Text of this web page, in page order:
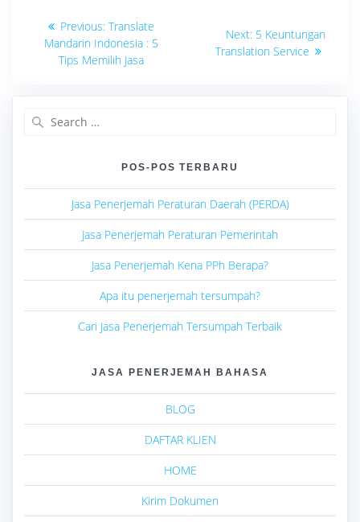
Navigasi
pos
Previous: Previous
post:
Translate
Mandarin Indonesia : 5
Tips Memilih Jasa
Next: Next
post:
5 Keuntungan
Translation Service
POS-POS TERBARU
Jasa Penerjemah Peraturan Daerah (PERDA)
Jasa Penerjemah Peraturan Pemerintah
Jasa Penerjemah Kena PPh Berapa?
Apa itu penerjemah tersumpah?
Cari Jasa Penerjemah Tersumpah Terbaik
JASA PENERJEMAH BAHASA
BLOG
DAFTAR KLIEN
HOME
Kirim Dokumen